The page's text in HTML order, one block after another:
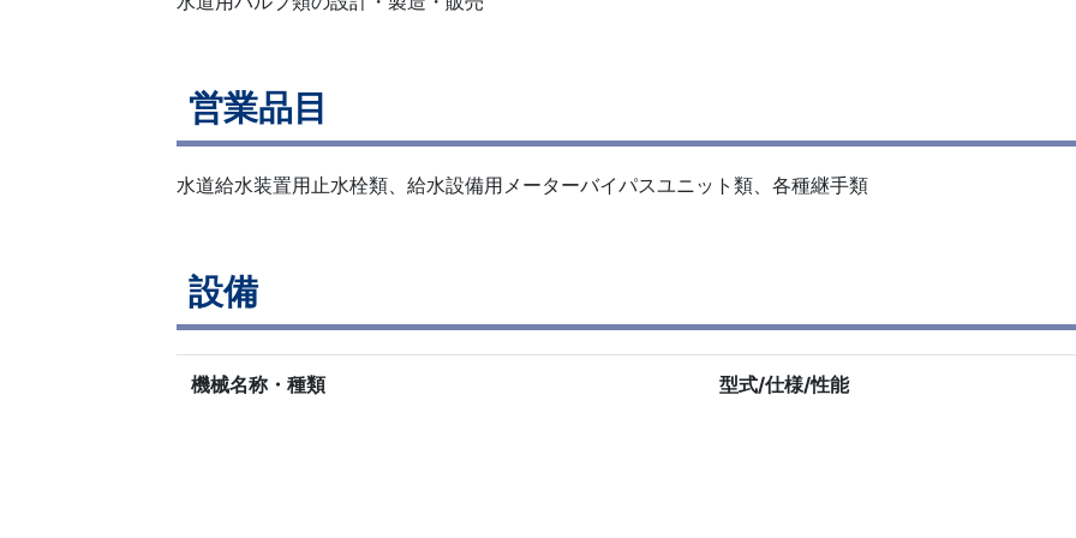
営業品目
水道給水装置用止水栓類、給水設備用メーターバイパスユニット類、各種継手類
設備
機械名称・種類 型式/仕様/性能